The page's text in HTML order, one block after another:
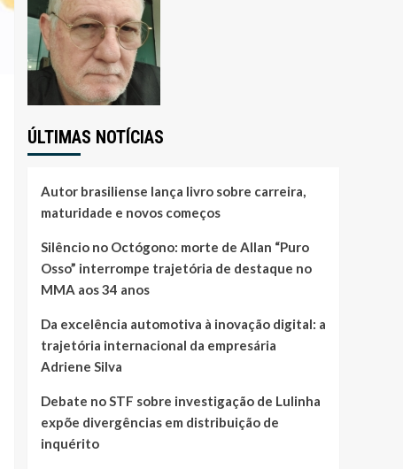
ÚLTIMAS NOTÍCIAS
Autor brasiliense lança livro sobre carreira,
maturidade e novos começos
Silêncio no Octógono: morte de Allan “Puro
Osso” interrompe trajetória de destaque no
MMA aos 34 anos
Da excelência automotiva à inovação digital: a
trajetória internacional da empresária
Adriene Silva
Debate no STF sobre investigação de Lulinha
expõe divergências em distribuição de
inquérito